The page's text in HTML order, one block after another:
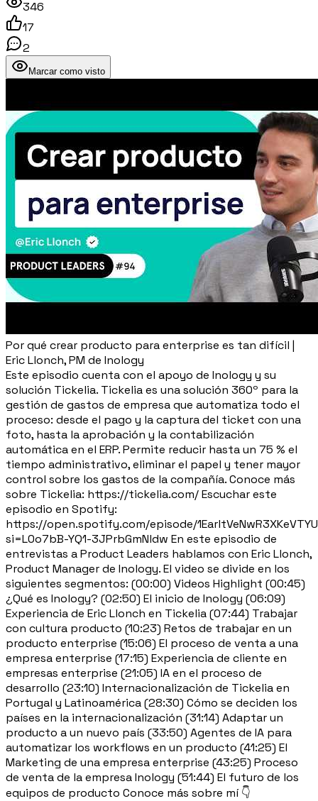
346
17
2
Marcar como visto
Por qué crear producto para enterprise es tan difícil |
Eric Llonch, PM de Inology
Este episodio cuenta con el apoyo de Inology y su
solución Tickelia. Tickelia es una solución 360º para la
gestión de gastos de empresa que automatiza todo el
proceso: desde el pago y la captura del ticket con una
foto, hasta la aprobación y la contabilización
automática en el ERP. Permite reducir hasta un 75 % el
tiempo administrativo, eliminar el papel y tener mayor
control sobre los gastos de la compañía. Conoce más
sobre Tickelia: https://tickelia.com/ Escuchar este
episodio en Spotify:
https://open.spotify.com/episode/
si=L0o7bB-YQ1-3JPrbGmNldw En este episodio de
entrevistas a Product Leaders hablamos con Eric Llonch,
Product Manager de Inology. El video se divide en los
siguientes segmentos: (00:00) Videos Highlight (00:45)
¿Qué es Inology? (02:50) El inicio de Inology (06:09)
Experiencia de Eric Llonch en Tickelia (07:44) Trabajar
con cultura producto (10:23) Retos de trabajar en un
producto enterprise (15:06) El proceso de venta a una
empresa enterprise (17:15) Experiencia de cliente en
empresas enterprise (21:05) IA en el proceso de
desarrollo (23:10) Internacionalización de Tickelia en
Portugal y Latinoamérica (28:30) Cómo se deciden los
países en la internacionalización (31:14) Adaptar un
producto a un nuevo país (33:50) Agentes de IA para
automatizar los workflows en un producto (41:25) El
Marketing de una empresa enterprise (43:25) Proceso
de venta de la empresa Inology (51:44) El futuro de los
equipos de producto Conoce más sobre mí 👇